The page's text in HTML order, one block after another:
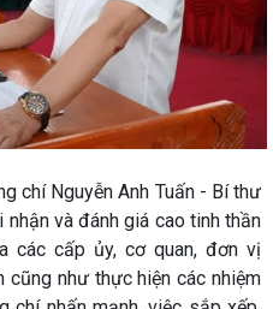
chí Nguyễn Anh Tuấn - Bí thư
và đánh giá cao tinh thần
các cấp ủy, cơ quan, đơn vị
như thực hiện các nhiệm